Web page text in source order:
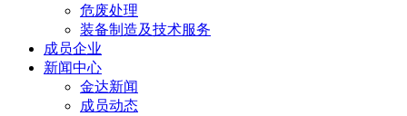
危废处理
装备制造及技术服务
成员企业
新闻中心
金达新闻
成员动态